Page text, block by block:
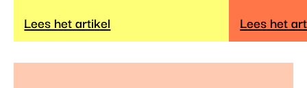
Lees het artikel Lees het